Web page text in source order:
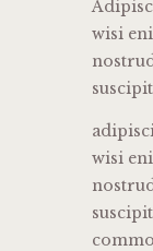
wisi
wisi